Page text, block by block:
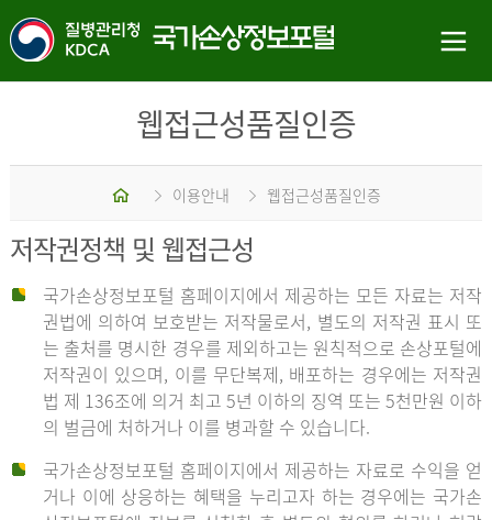
웹접근성품질인증
홈 이용안내 웹접근성품질인증
저작권정책 및 웹접근성
국가손상정보포털 홈페이지에서 제공하는 모든 자료는 저작
권법에 의하여 보호받는 저작물로서, 별도의 저작권 표시 또
는 출처를 명시한 경우를 제외하고는 원칙적으로 손상포털에
저작권이 있으며, 이를 무단복제, 배포하는 경우에는 저작권
법 제 136조에 의거 최고 5년 이하의 징역 또는 5천만원 이하
의 벌금에 처하거나 이를 병과할 수 있습니다.
국가손상정보포털 홈페이지에서 제공하는 자료로 수익을 얻
거나 이에 상응하는 혜택을 누리고자 하는 경우에는 국가손